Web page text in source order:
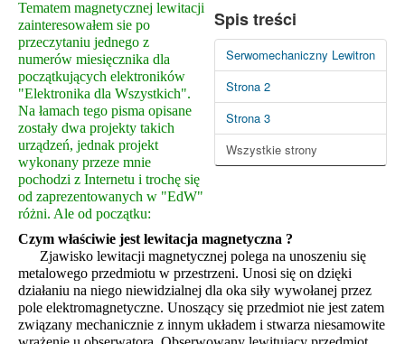
Spis treści
Serwomechaniczny Lewitron
Strona 2
Strona 3
Wszystkie strony
Tematem magnetycznej lewitacji
zainteresowałem sie po
przeczytaniu jednego z
numerów miesięcznika dla
początkujących elektroników
"Elektronika dla Wszystkich".
Na łamach tego pisma opisane
zostały dwa projekty takich
urządzeń, jednak projekt
wykonany przeze mnie
pochodzi z Internetu i trochę się
od zaprezentowanych w "EdW"
różni. Ale od początku:
Czym właściwie jest lewitacja magnetyczna ?
Zjawisko lewitacji magnetycznej polega na unoszeniu się
metalowego przedmiotu w przestrzeni. Unosi się on dzięki
działaniu na niego niewidzialnej dla oka siły wywołanej przez
pole elektromagnetyczne. Unoszący się przedmiot nie jest zatem
związany mechanicznie z innym układem i stwarza niesamowite